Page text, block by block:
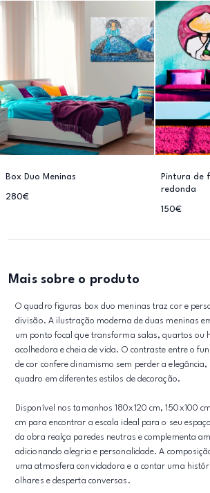
Box Duo Meninas
280€
Pintura de
redonda
150€
Mais sobre o produto
O quadro figuras box duo meninas traz cor e
divisão. A ilustração moderna de duas meninas
um ponto focal que transforma salas, quartos ou
acolhedora e cheia de vida. O contraste entre o
de cor confere dinamismo sem perder a
quadro em diferentes estilos de decoração.
Disponível nos tamanhos 180x120 cm, 150x100
cm para encontrar a escala ideal para o seu
da obra realça paredes neutras e complementa
adicionando alegria e personalidade. A
uma atmosfera convidadora e a contar uma
olhares e desperta conversas.